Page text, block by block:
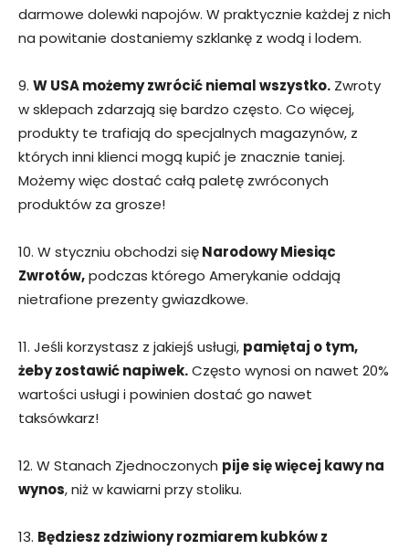
darmowe dolewki napojów. W praktycznie każdej z nich
na powitanie dostaniemy szklankę z wodą i lodem.
9. W USA możemy zwrócić niemal wszystko. Zwroty
w sklepach zdarzają się bardzo często. Co więcej,
produkty te trafiają do specjalnych magazynów, z
których inni klienci mogą kupić je znacznie taniej.
Możemy więc dostać całą paletę zwróconych
produktów za grosze!
10. W styczniu obchodzi sięNarodowy Miesiąc
Zwrotów,podczas którego Amerykanie oddają
nietrafione prezenty gwiazdkowe.
11. Jeśli korzystasz z jakiejś usługi, pamiętaj o tym,
żeby zostawić napiwek.Często wynosi on nawet 20%
wartości usługi i powinien dostać go nawet
taksówkarz!
12. W Stanach Zjednoczonych pije się więcej kawy na
wynos, niż w kawiarni przy stoliku.
13. Będziesz zdziwiony rozmiarem kubków z